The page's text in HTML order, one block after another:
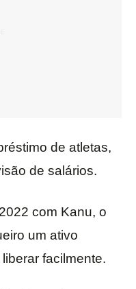
de atletas,
de salários.
com Kanu, o
um ativo
facilmente.